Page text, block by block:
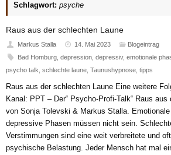
Schlagwort: psyche
Raus aus der schlechten Laune
Markus Stalla 14. Mai 2023
Blogeintrag
Bad Homburg, depression, depressiv, emotionale
psycho talk schlechte laune Taunushypnose tipps
Raus aus der schlechten Laune Eine weitere
Kanal: PPT – Der“ Psycho-Profi-Talk“ Raus
von Sonja Tolevski & Markus Stalla.
depressive Phasen müssen nicht sein.
Verstimmungen sind eine weit verbreitete und
psychische Belastung. Jeder Mensch hat mal